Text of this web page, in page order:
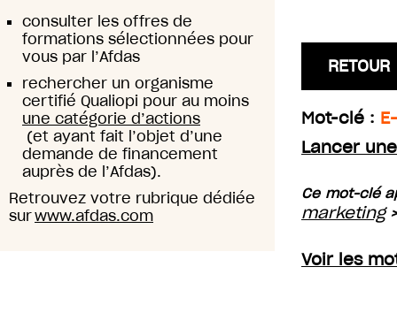
consulter les offres de
formations sélectionnées pour
vous par l’Afdas
rechercher un organisme
certifié Qualiopi pour au moins
une catégorie d’actions
(et ayant fait l’objet d’une
demande de financement
auprès de l’Afdas).
Retrouvez votre rubrique dédiée
surwww.afdas.com
RETOUR
Mot-clé :
Lancer
Ce mot-clé
marketing
Voir les